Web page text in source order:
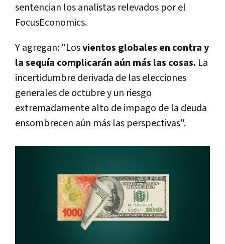
sentencian los analistas relevados por el
FocusEconomics.
Y agregan: "Losvientos globales en contra y
la sequía complicarán aún más las cosas. La
incertidumbre derivada de las elecciones
generales de octubre y un riesgo
extremadamente alto de impago de la deuda
ensombrecen aún más las perspectivas".